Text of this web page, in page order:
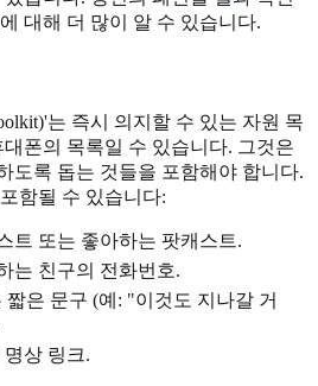
대해 더 많이 알 수 있습니다.
는 즉시 의지할 수 있는 자원 목
폰의 목록일 수 있습니다. 그것은
도록 돕는 것들을 포함해야 합니다.
함될 수 있습니다:
트 또는 좋아하는 팟캐스트.
는 친구의 전화번호.
은 문구 (예: "이것도 지나갈 거
상 링크.